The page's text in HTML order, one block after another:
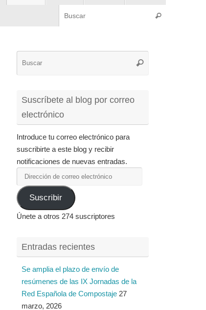
Buscar
Buscar
Suscríbete al blog por correo
electrónico
Introduce tu correo electrónico para
suscribirte a este blog y recibir
notificaciones de nuevas entradas.
Dirección
de
correo
electrónico
Suscribir
Únete a otros 274 suscriptores
Entradas recientes
Se amplia el plazo de envío de
resúmenes de las IX Jornadas de la
Red Española de Compostaje 27
marzo, 2026